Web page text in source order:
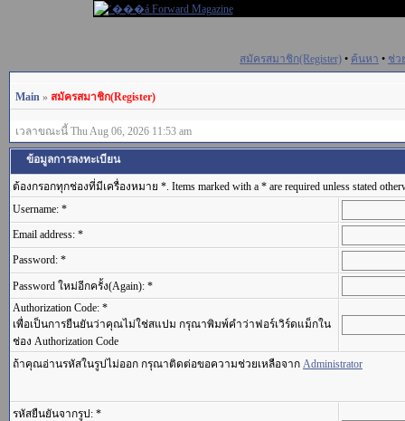
สมัครสมาชิก(Register) • ค้นหา • ช่ว
Main » สมัครสมาชิก(Register)
เวลาขณะนี้ Thu Aug 06, 2026 11:53 am
ข้อมูลการลงทะเบียน
ต้องกรอกทุกช่องที่มีเครื่องหมาย *. Items marked with a * are required unless stated
Username: *
Email address: *
Password: *
Password ใหม่อีกครั้ง(Again): *
Authorization Code: *
เพื่อเป็นการยืนยันว่าคุณไม่ใช่สแปม กรุณาพิมพ์คำว่าฟอร์เวิร์ดแม็กใน
ช่อง Authorization Code
ถ้าคุณอ่านรหัสในรูปไม่ออก กรุณาติดต่อขอความช่วยเหลือจาก Administrator
รหัสยืนยันจากรูป: *